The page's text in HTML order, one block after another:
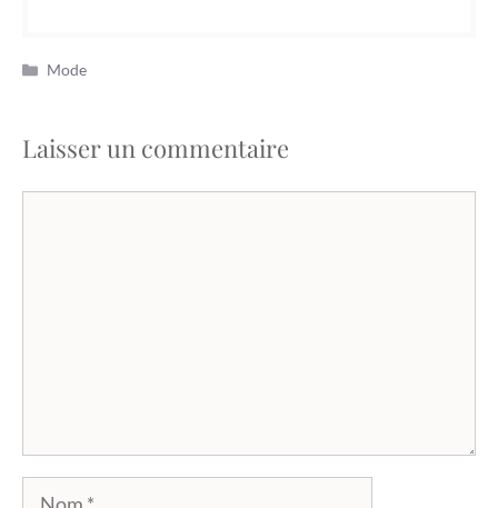
Catégories
Mode
Laisser un commentaire
Nom